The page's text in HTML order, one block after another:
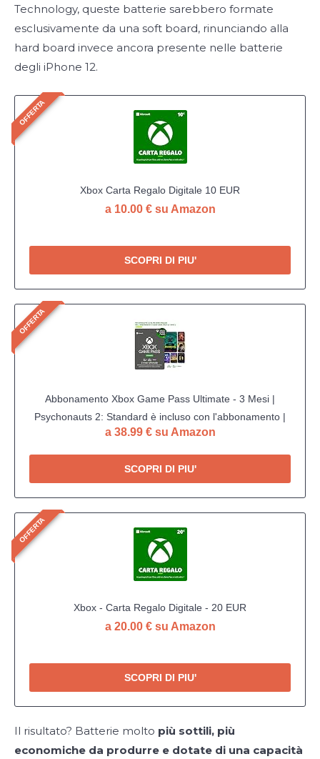
Technology, queste batterie sarebbero formate
esclusivamente da una soft board, rinunciando alla
hard board invece ancora presente nelle batterie
degli iPhone 12.
OFFERTA
Xbox Carta Regalo Digitale 10 EUR
a 10.00 € su Amazon
SCOPRI DI PIU'
OFFERTA
Abbonamento Xbox Game Pass Ultimate - 3 Mesi |
Psychonauts 2: Standard è incluso con l'abbonamento |
Standard | Xbox & Windows 10 - Codice download
a 38.99 € su Amazon
SCOPRI DI PIU'
OFFERTA
Xbox - Carta Regalo Digitale - 20 EUR
a 20.00 € su Amazon
SCOPRI DI PIU'
Il risultato? Batterie molto più sottili, più
economiche da produrre e dotate di una capacità